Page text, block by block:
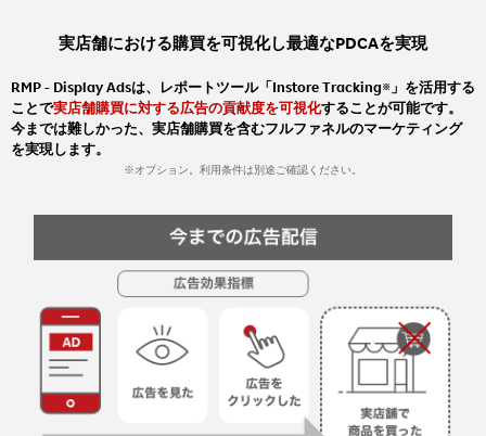
実店舗における購買を可視化し最適なPDCAを実現
RMP - Display Adsは、レポートツール「Instore Tracking ※
」を活用する
ことで実店舗購買に対する広告の貢献度を可視化することが可能です。
今までは難しかった、実店舗購買を含むフルファネルのマーケティング
を実現します。
※オプション。利用条件は別途ご確認ください。